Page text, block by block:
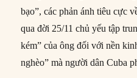
bạo”, các phản ánh tiêu cực
qua đời 25/11 chủ yếu tập
kém” của ông đối với nền
nghèo” mà người dân Cuba